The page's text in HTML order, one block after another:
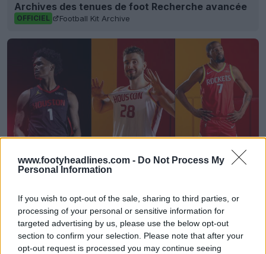
www.footyheadlines.com - Do Not Process My
Personal Information
If you wish to opt-out of the sale, sharing to third parties, or
processing of your personal or sensitive information for
targeted advertising by us, please use the below opt-out
section to confirm your selection. Please note that after your
opt-out request is processed you may continue seeing
Archives des tenues de foot Recherche avancée
OFFICIEL Football Kit Archive
Les maillots 26-27 des Houston Rockets dévoilés
+ nouveau logo
OFFICIEL Basketball Jersey Archive 21h